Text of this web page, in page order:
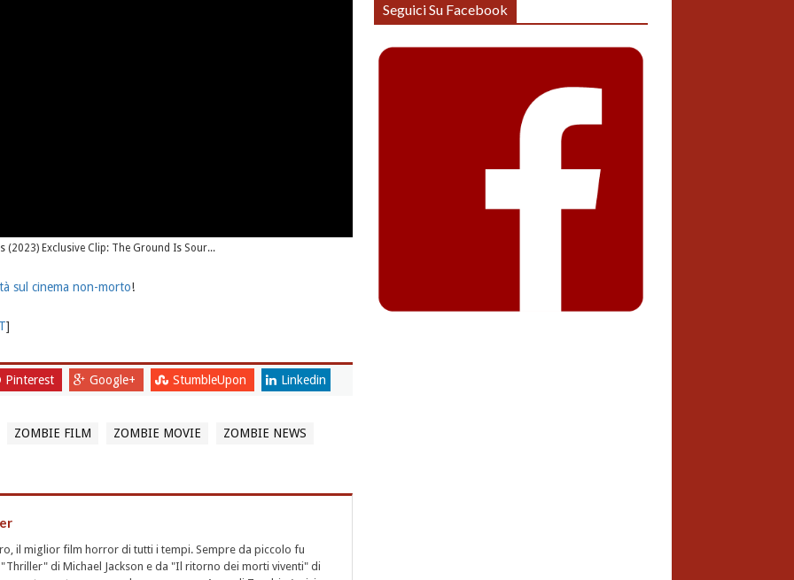
(2023) Exclusive Clip: The Ground Is Sour...
sul cinema non-morto!
]
Pinterest Google+ StumbleUpon Linkedin
ZOMBIE FILM ZOMBIE MOVIE
ZOMBIE NEWS
il miglior film horror di tutti i tempi. Sempre da piccolo fu
di Michael Jackson e da "Il ritorno dei morti viventi" di
Seguici Su Facebook